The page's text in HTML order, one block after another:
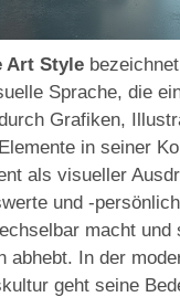
Art Style
Sprache, die
Grafiken,
in seiner
als visueller
und -
macht und
abhebt. In der
geht seine